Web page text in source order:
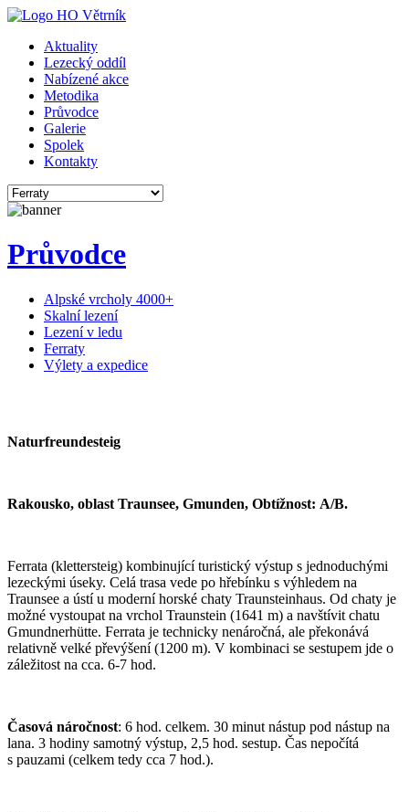
Aktuality
Lezecký oddíl
Nabízené akce
Metodika
Průvodce
Galerie
Spolek
Kontakty
Průvodce
Alpské vrcholy 4000+
Skalní lezení
Lezení v ledu
Ferraty
Výlety a expedice
Naturfreundesteig
Rakousko, oblast Traunsee, Gmunden, Obtížnost: A/B.
Ferrata (klettersteig) kombinující turistický výstup s jednoduchými
lezeckými úseky. Celá trasa vede po hřebínku s výhledem na
Traunsee a ústí u moderní horské chaty Traunsteinhaus. Od chaty je
možné vystoupat na vrchol Traunstein (1641 m) a navštívit chatu
Gmundnerhütte. Ferrata je technicky nenáročná, ale překonává
relativně velké převýšení (1200 m). V kombinaci se sestupem jde o
záležitost na cca. 6-7 hod.
Časová náročnost: 6 hod. celkem. 30 minut nástup pod nástup na
lana. 3 hodiny samotný výstup, 2,5 hod. sestup. Čas nepočítá
s pauzami (celkem tedy cca 7 hod.).